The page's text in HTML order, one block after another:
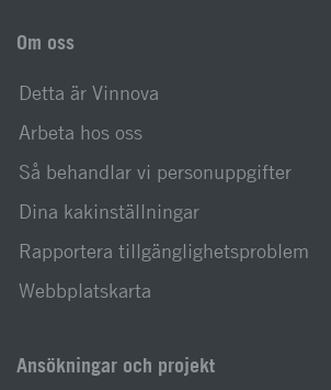
Om oss
Detta är Vinnova
Arbeta hos oss
Så behandlar vi personuppgifter
Dina kakinställningar
Rapportera tillgänglighetsproblem
Webbplatskarta
Ansökningar och projekt